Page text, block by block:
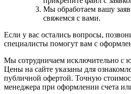
Мы обработаем вашу
свяжемся с вами.
Если у вас остались вопросы,
специалисты помогут вам с
Мы сотрудничаем исключительно с
Цены на сайте указаны для
публичной офертой. Точную
менеджера при оформлении счета